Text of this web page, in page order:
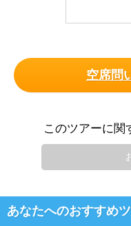
空席問
このツアーに関
あなたへのおすすめ